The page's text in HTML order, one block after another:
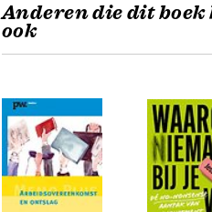
Anderen die dit
ook